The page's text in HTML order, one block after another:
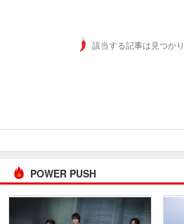
該当する記事は見つか
POWER PUSH